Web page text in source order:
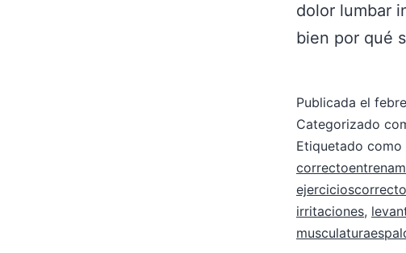
dolor lumbar
bien por qué
Publicada el
Categorizado
Etiquetado como
irritaciones,